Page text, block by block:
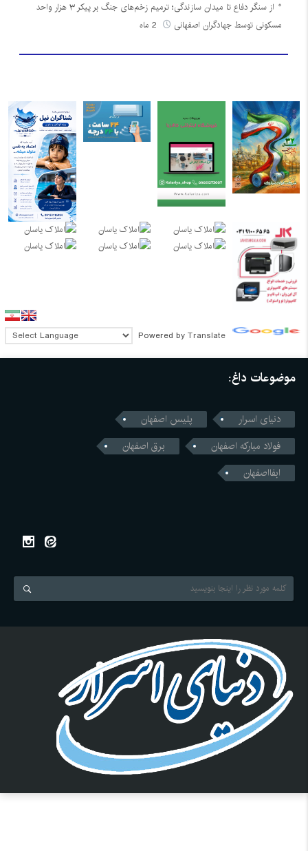
از سنگر دفاع تا میدان سازندگی؛ ترمیم زخم‌های جنگ بر پیکر ۳ هزار واحد
مسکونی توسط جهادگران اصفهانی
Powered by Translate
موضوعات داغ:
دنیای اسرار
پلیس اصفهان
فولاد مبارکه اصفهان
برق اصفهان
ابفااصفهان